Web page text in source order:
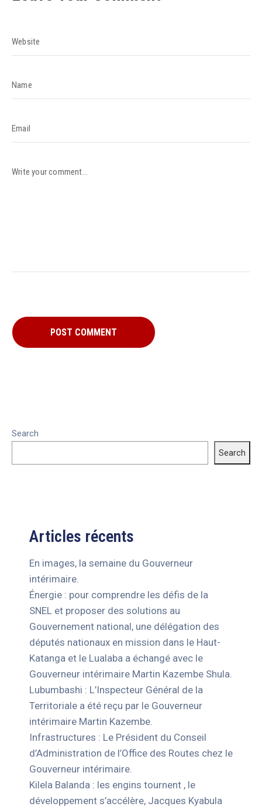
Search
Search
Articles récents
En images, la semaine du Gouverneur
intérimaire.
Énergie : pour comprendre les défis de la
SNEL et proposer des solutions au
Gouvernement national, une délégation des
députés nationaux en mission dans le Haut-
Katanga et le Lualaba a échangé avec le
Gouverneur intérimaire Martin Kazembe Shula.
Lubumbashi : L’Inspecteur Général de la
Territoriale a été reçu par le Gouverneur
intérimaire Martin Kazembe.
Infrastructures : Le Président du Conseil
d’Administration de l’Office des Routes chez le
Gouverneur intérimaire.
Kilela Balanda : les engins tournent , le
développement s’accélère, Jacques Kyabula